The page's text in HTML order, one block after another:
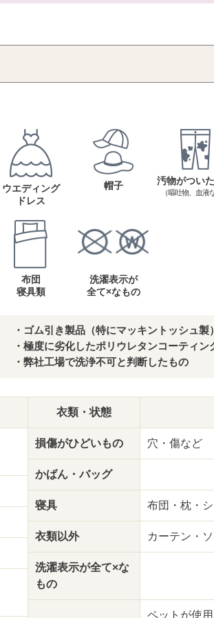
ウエディング
ドレス
帽子 汚物がつい
（嘔吐物、血液
布団
寝具類
洗濯表示が
全て×なもの
・ゴム引き製品（特にマッキントッシュ製）
・極度に劣化したポリウレタンコーティン
・弊社工場で洗浄不可と判断したもの
衣類・状態
損傷がひどいもの 穴・傷など
かばん・バッグ
寝具 布団・枕・
衣類以外 カーテン・
洗濯表示が全て×な
もの
ペットが使